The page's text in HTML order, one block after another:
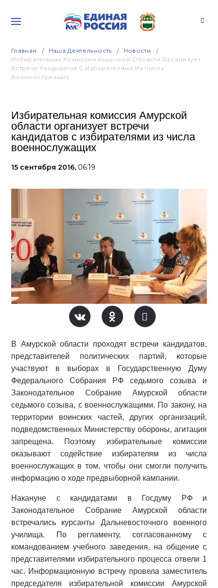
Главная Наша Деятельность
Новости
Избирательная Комиссия Амурской Области Организует
Встречи Кандидатов С Избирателями Из Числа
Военнослужащих
Избирательная комиссия Амурской
области организует встречи
кандидатов с избирателями из числа
военнослужащих
15 сентября 2016, 06:19
В Амурской области проходят встречи кандидатов,
представителей политических партий, которые
участвуют в выборах в Государственную Думу
Федерального Собрания РФ седьмого созыва и
Законодательное Собрание Амурской области
седьмого созыва, с военнослужащими. По закону, на
территории воинских частей, других организаций,
подведомственных Министерству обороны, агитация
запрещена. Поэтому избирательные комиссии
оказывают содействие избирателям из числа
военнослужащих в том, чтобы они смогли получить
информацию о ходе предвыборной кампании.
Накануне с кандидатами в Госдуму РФ и
Законодательное Собрание Амурской области
встречались курсанты Дальневосточного военного
училища. По регламенту, согласованному с
командованием учебного заведения, на общение с
представителями избирательного процесса отвели 1
час. Информационную встречу провела заместитель
председателя избирательной комиссии Амурской